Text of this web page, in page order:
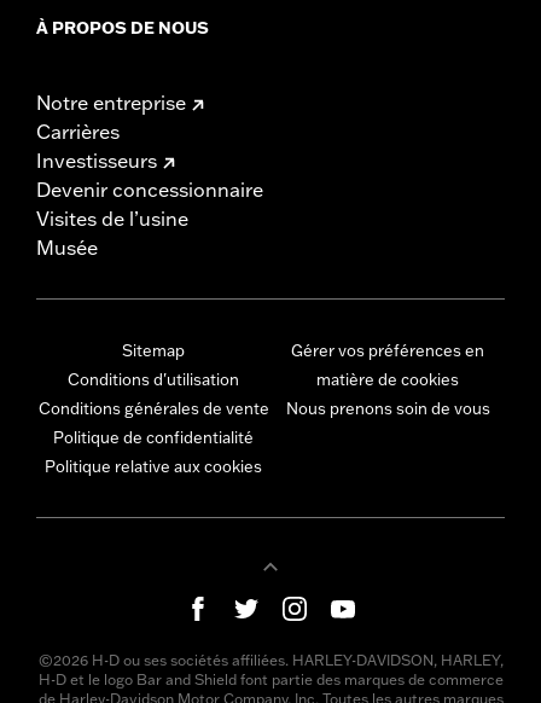
À PROPOS DE NOUS
Notre entreprise
Carrières
Investisseurs
Devenir concessionnaire
Visites de l’usine
Musée
Sitemap
Conditions d'utilisation
Conditions générales de vente
Politique de confidentialité
Politique relative aux cookies
Gérer vos préférences en
matière de cookies
Nous prenons soin de vous
©2026 H-D ou ses sociétés affiliées. HARLEY-DAVIDSON, HARLEY,
H-D et le logo Bar and Shield font partie des marques de commerce
de Harley-Davidson Motor Company, Inc. Toutes les autres marques